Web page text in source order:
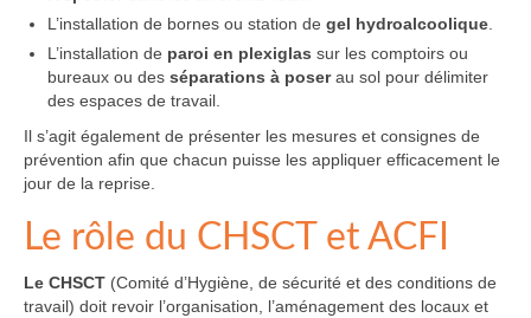
L’installation de bornes ou station de gel hydroalcoolique
L’installation de paroi en plexiglas sur les comptoirs ou
bureaux ou des séparations à poserau sol pour délimiter
des espaces de travail.
Il s’agit également de présenter les mesures et consignes de
prévention afin que chacun puisse les appliquer efficacement le
jour de la reprise.
Le rôle du CHSCT et ACFI
Le CHSCT (Comité d’Hygiène, de sécurité et des conditions de
travail) doit revoir l’organisation, l’aménagement des locaux et